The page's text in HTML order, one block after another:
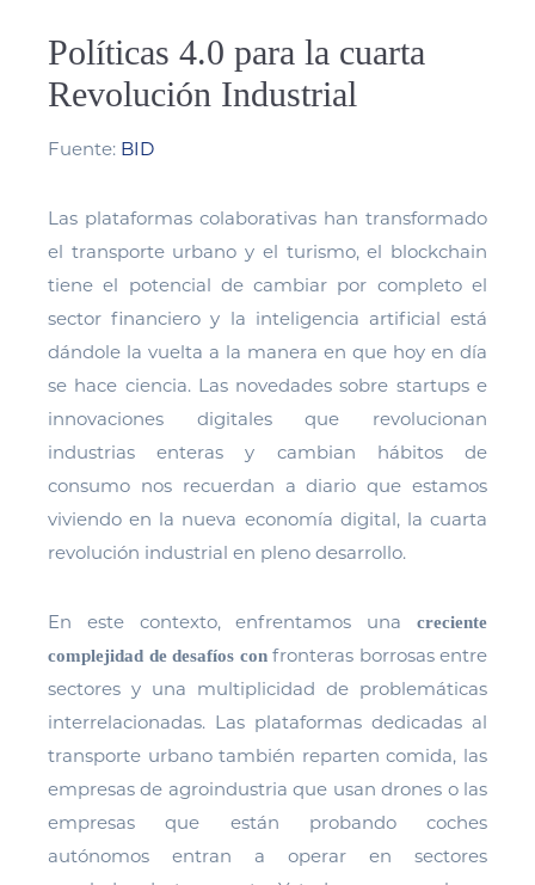
Políticas 4.0 para la cuarta
Revolución Industrial
Fuente: BID
Las plataformas colaborativas han transformado
el transporte urbano y el turismo, el blockchain
tiene el potencial de cambiar por completo el
sector financiero y la inteligencia artificial está
dándole la vuelta a la manera en que hoy en día
se hace ciencia. Las novedades sobre startups e
innovaciones digitales que revolucionan
industrias enteras y cambian hábitos de
consumo nos recuerdan a diario que estamos
viviendo en la nueva economía digital, la cuarta
revolución industrial en pleno desarrollo.
En este contexto, enfrentamos una creciente
complejidad de desafíos confronteras borrosas entre
sectores y una multiplicidad de problemáticas
interrelacionadas. Las plataformas dedicadas al
transporte urbano también reparten comida, las
empresas de agroindustria que usan drones o las
empresas que están probando coches
autónomos entran a operar en sectores